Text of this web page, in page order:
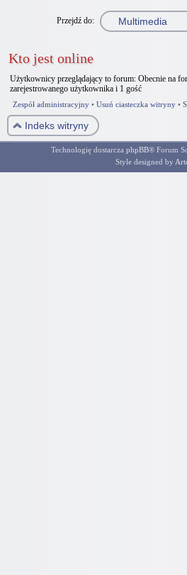
Przejdź do:
Kto jest online
Użytkownicy przeglądający to forum: Obecnie na
zarejestrowanego użytkownika i 1 gość
Zespół administracyjny • Usuń ciasteczka witryny •
Indeks witryny
Technologię dostarczaphpBB® Forum
Style designed by